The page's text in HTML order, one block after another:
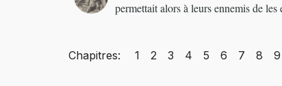
permettait alors à leurs ennemis de
Chapitres: 1 2 3 4 5 6 7 8 9